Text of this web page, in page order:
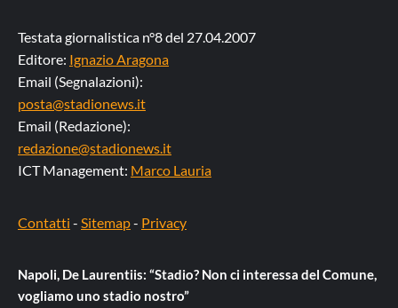
Testata giornalistica n°8 del 27.04.2007
Editore: Ignazio Aragona
Email (Segnalazioni):
posta@stadionews.it
Email (Redazione):
redazione@stadionews.it
ICT Management: Marco Lauria
Contatti - Sitemap- Privacy
Napoli, De Laurentiis: “Stadio? Non ci interessa del Comune,
vogliamo uno stadio nostro”